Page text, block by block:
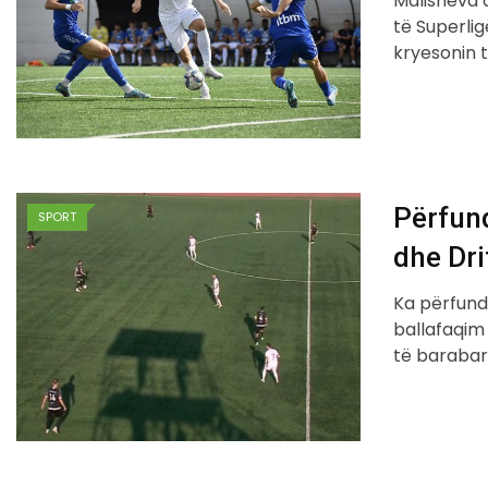
të
kryesonin
SPORT
dhe
Ka
të